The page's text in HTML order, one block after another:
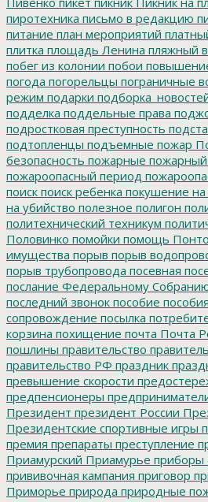
пиротехника письмо в редакцию
питание план мероприятий
плитка площадь Ленина пляжный
побег из колонии побои
погода погорельцы пограничные
режим подарки
подделка поддельные права
подростковая преступность
подтопленцы подъемные пожар
безопасность пожарные пожарный
пожароопасный период
поиск поиск ребенка покушение на
на убийство полезное полигон
политехнический техникум
Половинко помойки помощь
имущества порыв порыв
порыв трубопровода посевная
послание Федеральному
последний звонок пособие пособия
сопровождение посылка
корзина похищение почта Почта
пошлины правительство
правительство РФ праздник
превышение скорости
предпенсионеры
Президент президент России
Президентские спортивные игры
премия препараты преступление
Приамурский Приамурье приборы
прививочная кампания приговор
Приморье природа природные